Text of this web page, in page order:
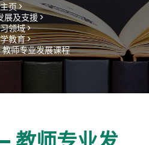
主页 >
展及支援 >
领域 >
教育 >
师专业发展课程